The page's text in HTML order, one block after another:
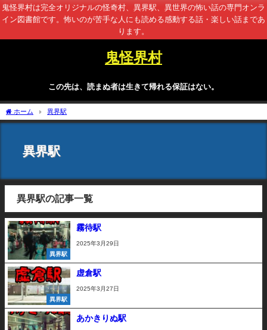
鬼怪界村は完全オリジナルの怪奇村、異界駅、異世界の怖い話の専門オンラ
イン図書館です。怖いのが苦手な人にも読める感動する話・楽しい話まであ
ります。
鬼怪界村
この先は、読まぬ者は生きて帰れる保証はない。
ホーム 異界駅
異界駅
異界駅の記事一覧
異界駅
霧待駅
2025年3月29日
異界駅
虚倉駅
2025年3月27日
あかきりぬ駅